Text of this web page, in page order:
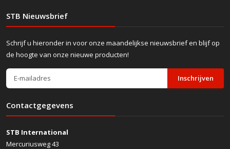
STB Nieuwsbrief
Schrijf u hieronder in voor onze maandelijkse nieuwsbrief en blijf op
de hoogte van onze nieuwe producten!
Inschrijven
Contactgegevens
STB International
Mercuriusweg 43